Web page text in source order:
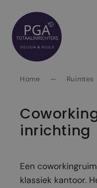
Spring
naar
inhoud
Home — Ruimtes
inrichting
Een
klassiek kantoor.